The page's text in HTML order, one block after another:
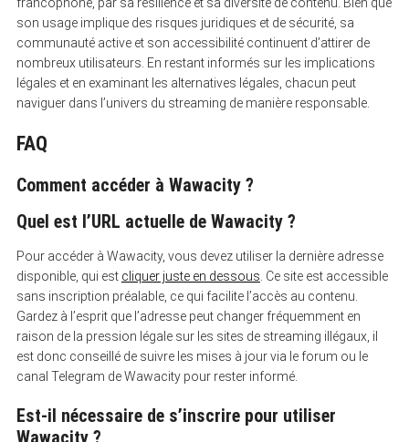
son usage implique des risques juridiques et de sécurité, sa
communauté active et son accessibilité continuent d’attirer de
nombreux utilisateurs. En restant informés sur les implications
légales et en examinant les alternatives légales, chacun peut
naviguer dans l’univers du streaming de manière responsable.
FAQ
Comment accéder à Wawacity ?
Quel est l’URL actuelle de Wawacity ?
Pour accéder à Wawacity, vous devez utiliser la dernière adresse
disponible, qui est cliquer juste en dessous . Ce site est accessible
sans inscription préalable, ce qui facilite l’accès au contenu.
Gardez à l’esprit que l’adresse peut changer fréquemment en
raison de la pression légale sur les sites de streaming illégaux, il
est donc conseillé de suivre les mises à jour via le forum ou le
canal Telegram de Wawacity pour rester informé.
Est-il nécessaire de s’inscrire pour utiliser
Wawacity ?